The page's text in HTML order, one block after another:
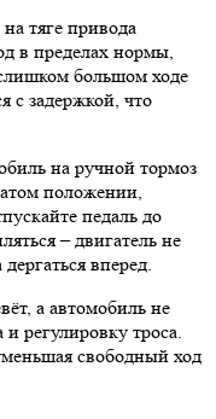
тяге привода
в пределах нормы,
большом ходе
с задержкой, что
на ручной тормоз
положении,
педаль до
– двигатель не
вперед.
а автомобиль не
и регулировку троса.
свободный ход